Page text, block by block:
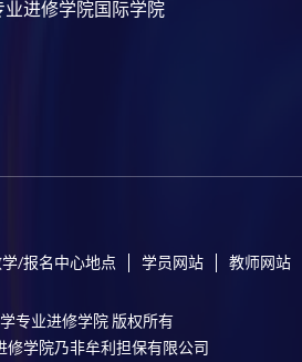
业进修学院国际学院
/报名中心地点 学员网站 教师网站
专业进修学院 版权所有
修学院乃非牟利担保有限公司